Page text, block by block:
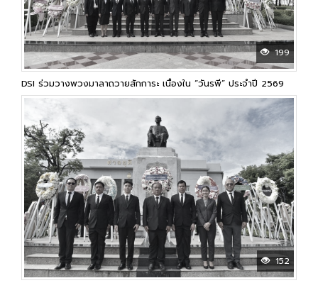
199
DSI ร่วมวางพวงมาลาถวายสักการะ เนื่องใน “วันรพี” ประจำปี 2569
152